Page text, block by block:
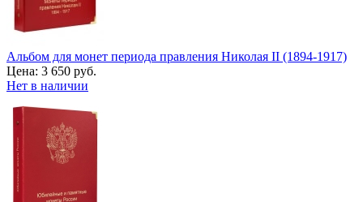
Альбом для монет периода правления Николая II (1894-1917)
Цена: 3 650 руб.
Нет в наличии